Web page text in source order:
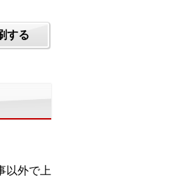
する
以外で上